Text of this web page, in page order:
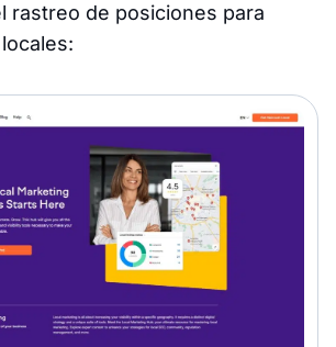
rastreo de posiciones para